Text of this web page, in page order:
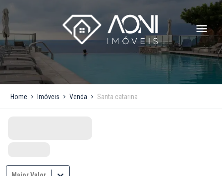
Home Imóveis Venda Santa catarina